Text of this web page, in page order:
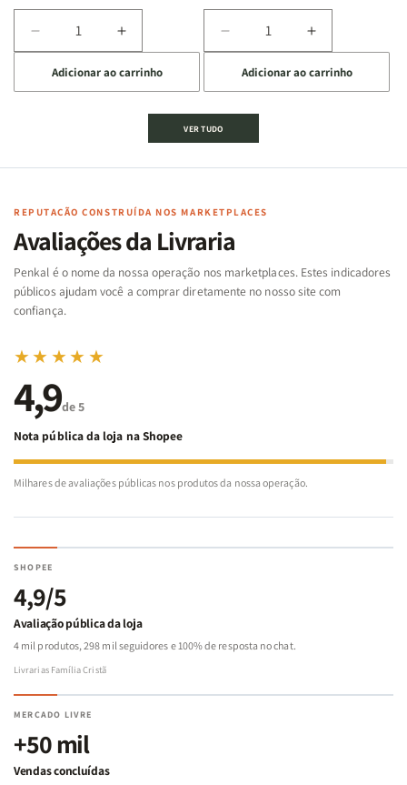
Diminuir
a
quantidade
de
Cartas
Famílias
Bíblia
-
Penkal
Aumentar
a
quantidade
de
Jogo
Cartas
Famílias
da
Bíblia
-
Penkal
Adicionar ao carrinho
Diminuir
a
quantidade
de
Jogo
|
de
Aumentar
a
quantidade
de
|
Adicionar ao carrinho
VER TUDO
REPUTAÇÃO CONSTRUÍDA NOS MARKETPLACES
Avaliações da Livraria
Penkal é o nome da nossa operação nos marketplaces. Estes indicadores
públicos ajudam você a comprar diretamente no nosso site com
confiança.
★★★★★
4,9de 5
Nota pública da loja na Shopee
Milhares de avaliações públicas nos produtos da nossa operação.
SHOPEE
4,9/5
Avaliação pública da loja
4 mil produtos, 298 mil seguidores e 100% de resposta no chat.
Livrarias Família Cristã
MERCADO LIVRE
+50 mil
Vendas concluídas